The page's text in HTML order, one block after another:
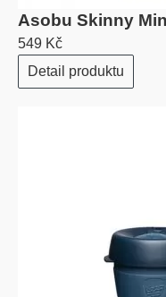
Asobu Skinny
549 Kč
Detail produktu